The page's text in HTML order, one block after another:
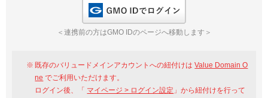
※AmazonはValue Domain Oneのログイン画面へ遷移します
GMO ID
＜連携前の方はGMO IDのページへ移動します＞
既存のバリュードメインアカウントへの紐付けはValue Domain O
ne でご利用いただけます。
ログイン後、「 マイページ > ログイン設定 」から紐付けを行って